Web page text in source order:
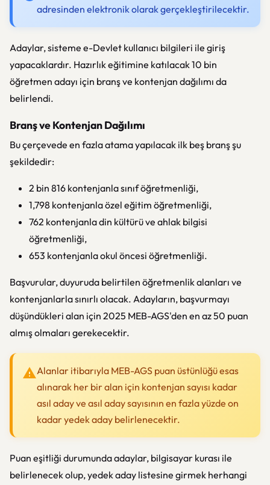
adresinden elektronik olarak gerçekleştirilecektir.
Adaylar, sisteme e-Devlet kullanıcı bilgileri ile giriş
yapacaklardır. Hazırlık eğitimine katılacak 10 bin
öğretmen adayı için branş ve kontenjan dağılımı da
belirlendi.
Branş ve Kontenjan Dağılımı
Bu çerçevede en fazla atama yapılacak ilk beş branş şu
şekildedir:
2 bin 816 kontenjanla sınıf öğretmenliği,
1,798 kontenjanla özel eğitim öğretmenliği,
762 kontenjanla din kültürü ve ahlak bilgisi
öğretmenliği,
653 kontenjanla okul öncesi öğretmenliği.
Başvurular, duyuruda belirtilen öğretmenlik alanları ve
kontenjanlarla sınırlı olacak. Adayların, başvurmayı
düşündükleri alan için 2025 MEB-AGS'den en az 50 puan
almış olmaları gerekecektir.
Alanlar itibarıyla MEB-AGS puan üstünlüğü esas
alınarak her bir alan için kontenjan sayısı kadar
asıl aday ve asıl aday sayısının en fazla yüzde on
kadar yedek aday belirlenecektir.
Puan eşitliği durumunda adaylar, bilgisayar kurası ile
belirlenecek olup, yedek aday listesine girmek herhangi